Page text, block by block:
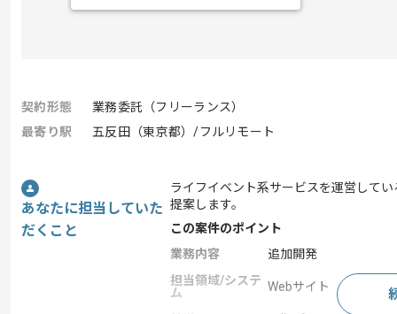
契約形態
業務委託（フリーランス）
最寄り駅
五反田（東京都）/フルリモート
あなたに担当していた
だくこと
ライフイベント系サービスを運営して
提案します。
この案件のポイント
業務内容
追加開発
担当領域/システ
ム
Webサイト